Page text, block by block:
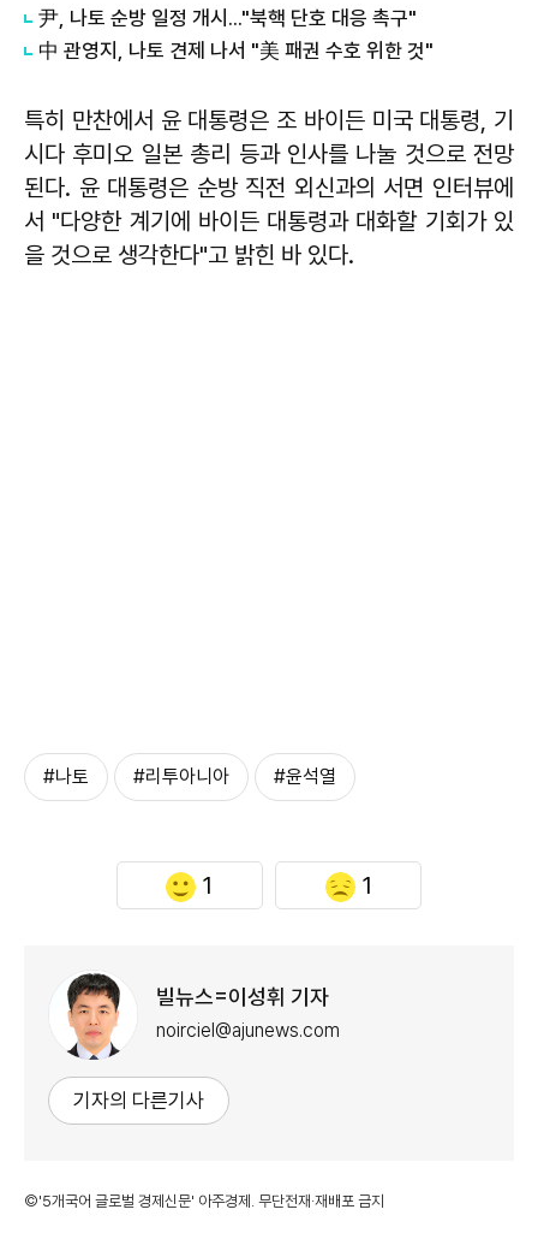
尹, 나토 순방 일정 개시..."북핵 단호 대응 촉구"
中 관영지, 나토 견제 나서 "美 패권 수호 위한 것"
특히 만찬에서 윤 대통령은 조 바이든 미국 대통령, 기
시다 후미오 일본 총리 등과 인사를 나눌 것으로 전망
된다. 윤 대통령은 순방 직전 외신과의 서면 인터뷰에
서 "다양한 계기에 바이든 대통령과 대화할 기회가 있
을 것으로 생각한다"고 밝힌 바 있다.
#나토 #리투아니아 #윤석열
1 1
빌뉴스=이성휘 기자
noirciel@ajunews.com
기자의 다른기사
©'5개국어 글로벌 경제신문' 아주경제. 무단전재·재배포 금지